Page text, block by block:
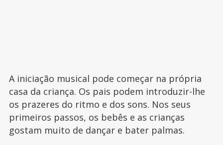
A iniciação musical pode começar na própria
casa da criança. Os pais podem introduzir-lhe
os prazeres do ritmo e dos sons. Nos seus
primeiros passos, os bebês e as crianças
gostam muito de dançar e bater palmas.